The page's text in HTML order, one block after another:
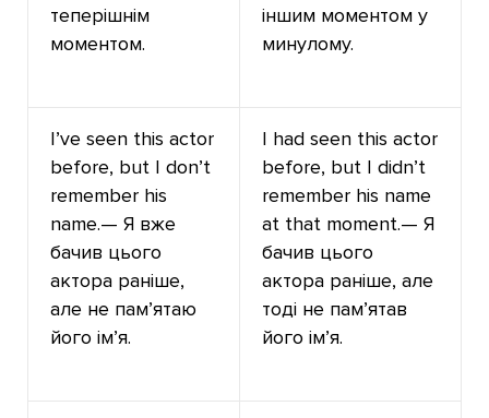
теперішнім
моментом.
іншим моментом у
минулому.
I’ve seen this actor
before, but I don’t
remember his
name.— Я вже
бачив цього
актора раніше,
але не пам’ятаю
його ім’я.
I had seen this actor
before, but I didn’t
remember his name
at that moment.— Я
бачив цього
актора раніше, але
тоді не пам’ятав
його ім’я.